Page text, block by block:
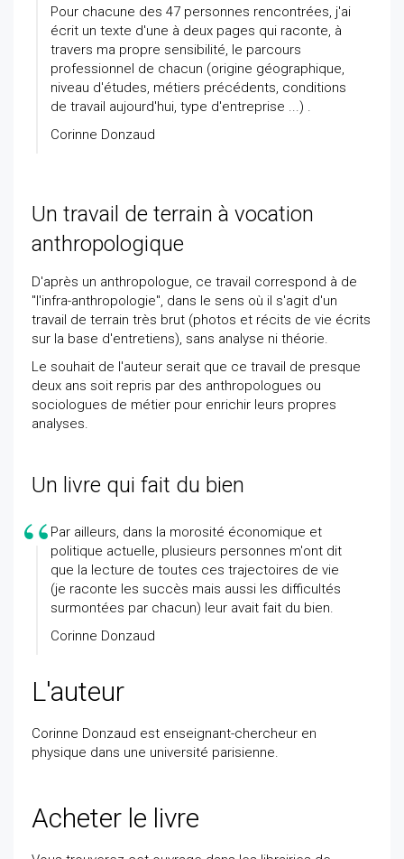
Pour chacune des 47 personnes rencontrées, j'ai
écrit un texte d'une à deux pages qui raconte, à
travers ma propre sensibilité, le parcours
professionnel de chacun (origine géographique,
niveau d'études, métiers précédents, conditions
de travail aujourd'hui, type d'entreprise ...) .
Corinne Donzaud
Un travail de terrain à vocation
anthropologique
D'après un anthropologue, ce travail correspond à de
"l'infra-anthropologie", dans le sens où il s'agit d'un
travail de terrain très brut (photos et récits de vie écrits
sur la base d'entretiens), sans analyse ni théorie.
Le souhait de l'auteur serait que ce travail de presque
deux ans soit repris par des anthropologues ou
sociologues de métier pour enrichir leurs propres
analyses.
Un livre qui fait du bien
Par ailleurs, dans la morosité économique et
politique actuelle, plusieurs personnes m'ont dit
que la lecture de toutes ces trajectoires de vie
(je raconte les succès mais aussi les difficultés
surmontées par chacun) leur avait fait du bien.
Corinne Donzaud
L'auteur
Corinne Donzaud est enseignant-chercheur en
physique dans une université parisienne.
Acheter le livre